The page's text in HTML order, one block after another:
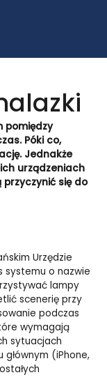
pomiędzy
Póki co,
Jednakże
urządzeniach
się do
Urzędzie
systemu o nazwie
lampy
scenerię przy
podczas
wymagają
sytuacjach
(iPhone,